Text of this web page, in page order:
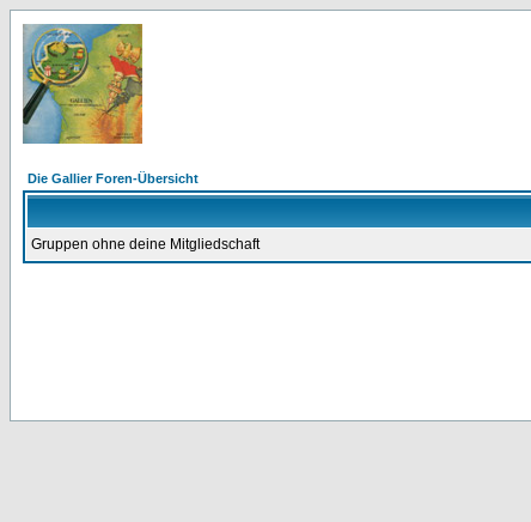
Die Gallier Foren-Übersicht
Gruppen ohne deine Mitgliedschaft